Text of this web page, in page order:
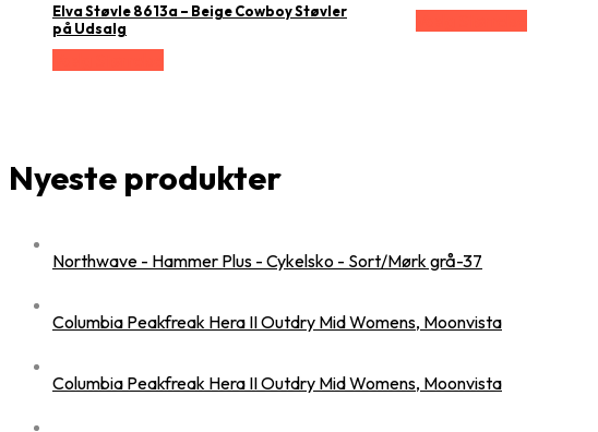
Elva Støvle 8613a – Beige Cowboy Støvler
på Udsalg
Nyeste produkter
Northwave - Hammer Plus - Cykelsko - Sort/Mørk grå-37
Columbia Peakfreak Hera II Outdry Mid Womens, Moonvista
Columbia Peakfreak Hera II Outdry Mid Womens, Moonvista